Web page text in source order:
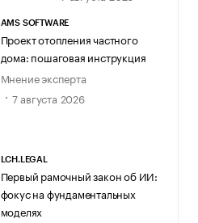
AMS SOFTWARE
Проект отопления частного
дома: пошаговая инструкция
Мнение эксперта
7 августа 2026
LCH.LEGAL
Первый рамочный закон об ИИ:
фокус на фундаментальных
моделях